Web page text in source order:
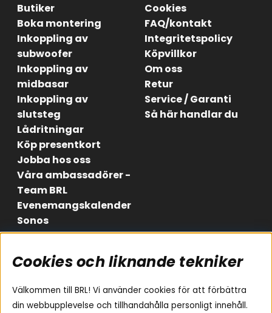
Butiker
Boka montering
Inkoppling av
subwoofer
Inkoppling av
midbasar
Inkoppling av
slutsteg
Lådritningar
Köp presentkort
Jobba hos oss
Våra ambassadörer -
Team BRL
Evenemangskalender
Sonos
Cookies
FAQ/kontakt
Integritetspolicy
Köpvillkor
Om oss
Retur
Service / Garanti
Så här handlar du
Områden
Billjud
Hemmaljud
Följ oss
Instagram
Facebook
Cookies och liknande tekniker
Välkommen till BRL! Vi använder cookies för att förbättra
din webbupplevelse och tillhandahålla personligt innehåll.